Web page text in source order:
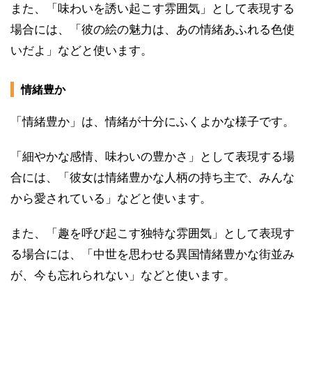
また、「味わいを誘い起こす雰囲気」として表現する
場合には、「彼の絵の魅力は、あの情緒あふれる色使
いだよ」などと使います。
情緒豊か
「情緒豊か」は、情緒が十分にふくよかな様子です。
「細やかな感情、味わいの豊かさ」として表現する場
合には、「彼女は情緒豊かな人柄の持ち主で、みんな
から愛されている」などと使います。
また、「趣を呼び起こす独特な雰囲気」として表現す
る場合には、「中世を思わせる異国情緒豊かな街並み
が、今も忘れられない」などと使います。